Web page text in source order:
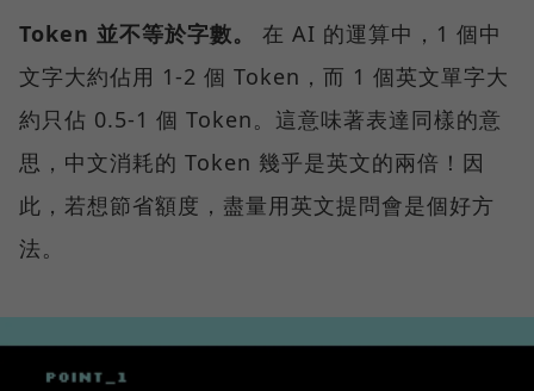
Token 並不等於字數。
在 AI 的運算中，1 個中
文字大約佔用 1-2 個 Token，而 1 個英文單字大
約只佔 0.5-1 個 Token。這意味著表達同樣的意
思，中文消耗的 Token 幾乎是英文的兩倍！因
此，若想節省額度，盡量用英文提問會是個好方
法。